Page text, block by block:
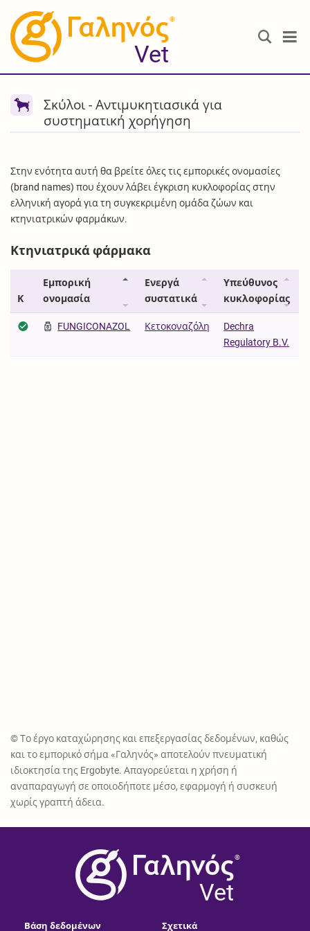
®
Vet
Σκύλοι - Αντιμυκητιασικά για
συστηματική χορήγηση
Στην ενότητα αυτή θα βρείτε όλες τις εμπορικές ονομασίες
(brand names) που έχουν λάβει έγκριση κυκλοφορίας στην
ελληνική αγορά για τη συγκεκριμένη ομάδα ζώων και
κτηνιατρικών φαρμάκων.
Κτηνιατρικά φάρμακα
Κ
Εμπορική
ονομασία
Ενεργά
συστατικά
Υπεύθυνος
κυκλοφορίας
FUNGICONAZOL Κετοκοναζόλη
Dechra
Regulatory B.V.
© Το έργο καταχώρησης και επεξεργασίας δεδομένων, καθώς
και το εμπορικό σήμα «Γαληνός» αποτελούν πνευματική
ιδιοκτησία της Ergobyte. Απαγορεύεται η χρήση ή
αναπαραγωγή σε οποιοδήποτε μέσο, εφαρμογή ή συσκευή
χωρίς γραπτή άδεια.
®
Vet
Βάση δεδομένων Σχετικά